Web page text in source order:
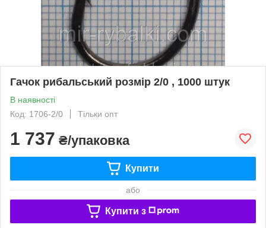
Гачок рибальський розмір 2/0 , 1000 штук
В наявності
Код: 1706-2/0
Тільки опт
1 737 ₴/упаковка
Купити
або
Купити з